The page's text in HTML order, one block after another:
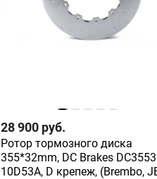
28 900 руб.
Ротор тормозного диска
355*32mm, DC Brakes
10D53A, D крепеж, (Brembo,